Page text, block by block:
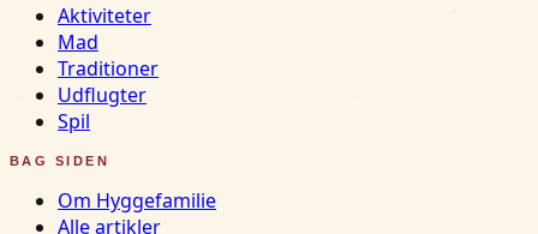
Aktiviteter
Mad
Traditioner
Udflugter
Spil
BAG SIDEN
Om Hyggefamilie
Alle artikler